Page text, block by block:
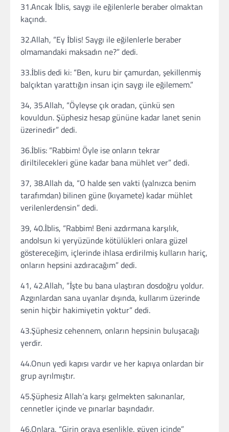
31.Ancak İblis, saygı ile eğilenlerle beraber olmaktan
kaçındı.
32.Allah, “Ey İblis! Saygı ile eğilenlerle beraber
olmamandaki maksadın ne?” dedi.
33.İblis dedi ki: “Ben, kuru bir çamurdan, şekillenmiş
balçıktan yarattığın insan için saygı ile eğilemem.”
34, 35.Allah, “Öyleyse çık oradan, çünkü sen
kovuldun. Şüphesiz hesap gününe kadar lanet senin
üzerinedir” dedi.
36.İblis: “Rabbim! Öyle ise onların tekrar
diriltilecekleri güne kadar bana mühlet ver” dedi.
37, 38.Allah da, “O halde sen vakti (yalnızca benim
tarafımdan) bilinen güne (kıyamete) kadar mühlet
verilenlerdensin” dedi.
39, 40.İblis, “Rabbim! Beni azdırmana karşılık,
andolsun ki yeryüzünde kötülükleri onlara güzel
göstereceğim, içlerinde ihlasa erdirilmiş kulların hariç,
onların hepsini azdıracağım” dedi.
41, 42.Allah, “İşte bu bana ulaştıran dosdoğru yoldur.
Azgınlardan sana uyanlar dışında, kullarım üzerinde
senin hiçbir hakimiyetin yoktur” dedi.
43.Şüphesiz cehennem, onların hepsinin buluşacağı
yerdir.
44.Onun yedi kapısı vardır ve her kapıya onlardan bir
grup ayrılmıştır.
45.Şüphesiz Allah’a karşı gelmekten sakınanlar,
cennetler içinde ve pınarlar başındadır.
46.Onlara, “Girin oraya esenlikle, güven içinde”